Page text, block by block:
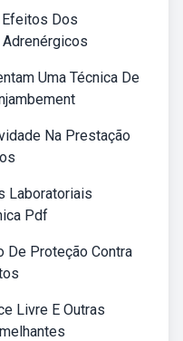
Dos
Uma Técnica De
Na Prestação
Laboratoriais
Pdf
De Proteção Contra
Livre E Outras